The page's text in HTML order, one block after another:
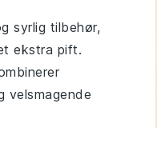
syrlig tilbehør,
ekstra pift.
velsmagende